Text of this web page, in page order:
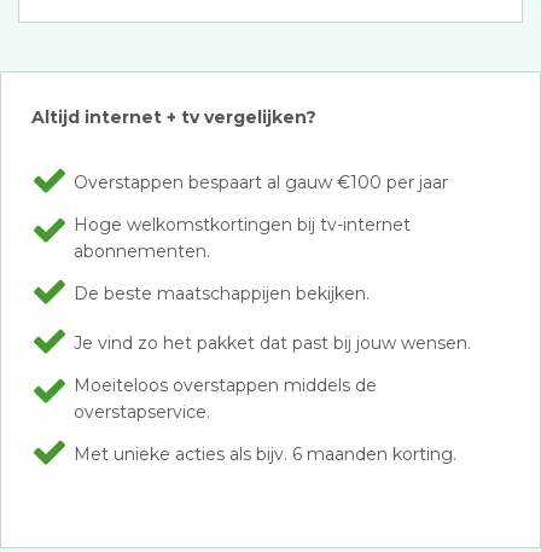
Altijd internet + tv vergelijken?
Overstappen bespaart al gauw €100 per jaar
Hoge welkomstkortingen bij tv-internet
abonnementen.
De beste maatschappijen bekijken.
Je vind zo het pakket dat past bij jouw wensen.
Moeiteloos overstappen middels de
overstapservice.
Met unieke acties als bijv. 6 maanden korting.